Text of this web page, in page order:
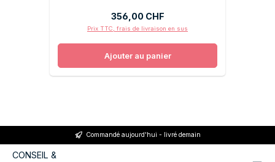
Prix régulier :
356,00 CHF
Prix TTC, frais de livraison en sus
Ajouter au panier
Commandé aujourd'hui - livré demain
CONSEIL &